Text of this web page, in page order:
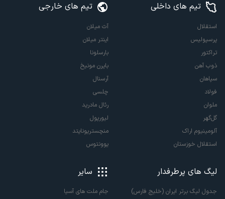
تیم های داخلی
استقلال
پرسپولیس
تراکتور
ذوب آهن
سپاهان
فولاد
ملوان
گل‌گهر
آلومینیوم اراک
استقلال خوزستان
تیم های خارجی
آث میلان
اینتر میلان
بارسلونا
بایرن مونیخ
آرسنال
چلسی
رئال مادرید
لیورپول
منچستریونایتد
یوونتوس
لیگ های پرطرفدار
جدول لیگ برتر ایران (خلیج فارس)
سایر
جام ملت های آسیا